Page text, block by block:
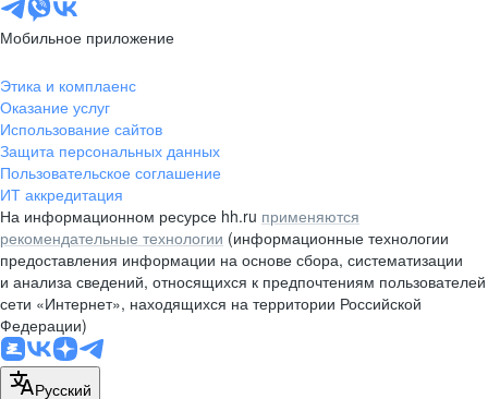
Мобильное приложение
Этика и комплаенс
Оказание услуг
Использование сайтов
Защита персональных данных
Пользовательское соглашение
ИТ аккредитация
На информационном ресурсе hh.ru применяются
рекомендательные технологии (информационные технологии
предоставления информации на основе сбора, систематизации
и анализа сведений, относящихся к предпочтениям пользователей
сети «Интернет», находящихся на территории Российской
Федерации)
Русский